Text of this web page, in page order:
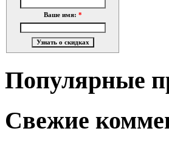
Ваше имя: *
Популярные
Свежие